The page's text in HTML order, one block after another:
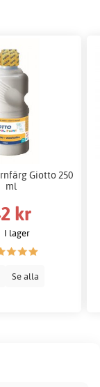
Giotto 250
ml
kr
I lager
Se alla